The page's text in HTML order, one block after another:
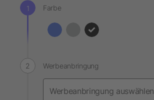
Farbe
Werbeanbringung